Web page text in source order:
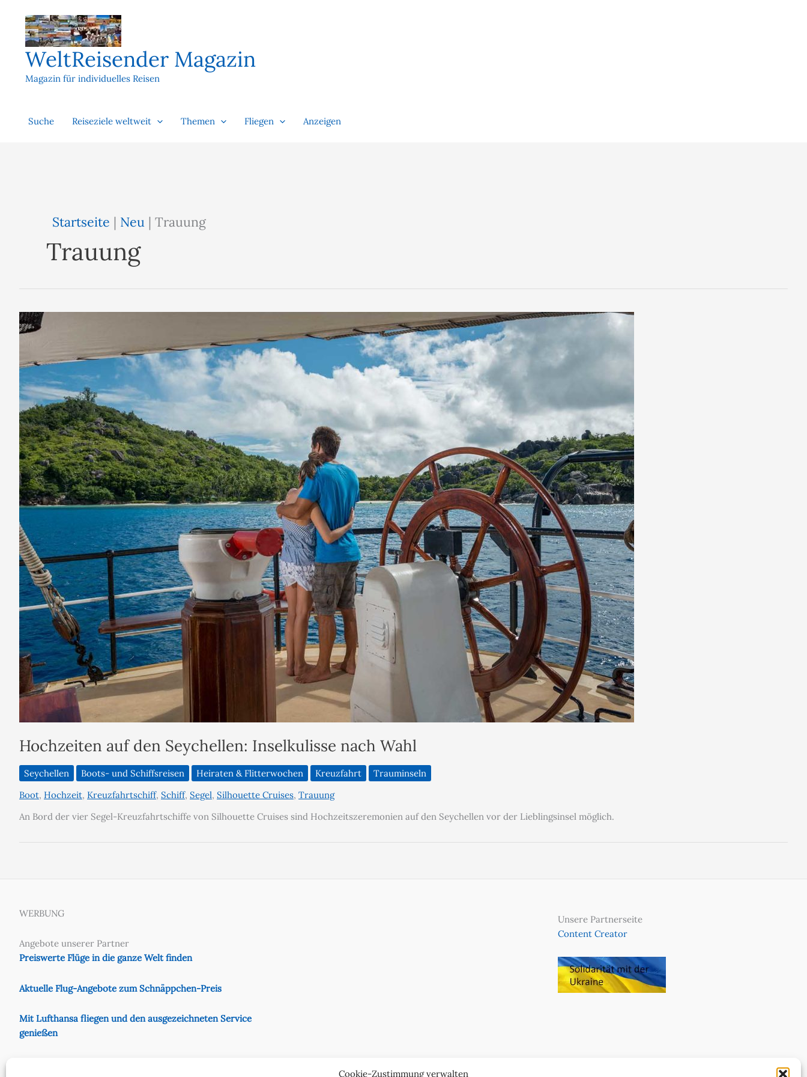
Cookie-Zustimmung verwalten
springen
WeltReisender Magazin
Magazin für individuelles Reisen
Suche Reiseziele weltweit Themen Fliegen Anzeigen
Startseite | Neu | Trauung
Trauung
Hochzeiten auf den Seychellen: Inselkulisse nach Wahl
Seychellen Boots- und Schiffsreisen Heiraten & Flitterwochen Kreuzfahrt
Trauminseln
Boot, Hochzeit, Kreuzfahrtschiff, Schiff, Segel, Silhouette Cruises, Trauung
An Bord der vier Segel-Kreuzfahrtschiffe von Silhouette Cruises sind Hochzeitszeremonien auf den Seychellen vor der Lieblingsinsel möglich.
WERBUNG
Angebote unserer Partner
Preiswerte Flüge in die ganze Welt finden
Aktuelle Flug-Angebote zum Schnäppchen-Preis
Mit Lufthansa fliegen und den ausgezeichneten Service
genießen
Unsere Partnerseite
Content Creator